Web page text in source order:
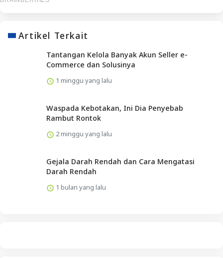
Artikel Terkait
Tantangan Kelola Banyak Akun Seller e-
Commerce dan Solusinya
1 minggu yang lalu
Waspada Kebotakan, Ini Dia Penyebab
Rambut Rontok
2 minggu yang lalu
Gejala Darah Rendah dan Cara Mengatasi
Darah Rendah
1 bulan yang lalu